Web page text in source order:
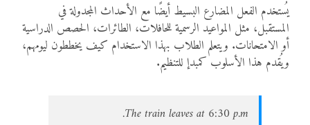
يُستخدم الفعل المضارع البسيط أيضًا مع الأحداث المجدولة في
المستقبل، مثل المواعيد الرسمية للحافلات، الطائرات، الحصص الدراسية
أو الامتحانات. ويتعلم الطلاب بهذا الاستخدام كيف يخططون ليومهم،
ويُقدم هذا الأسلوب كمبدإ للتنظيم.
The train leaves at 6:30 p.m.